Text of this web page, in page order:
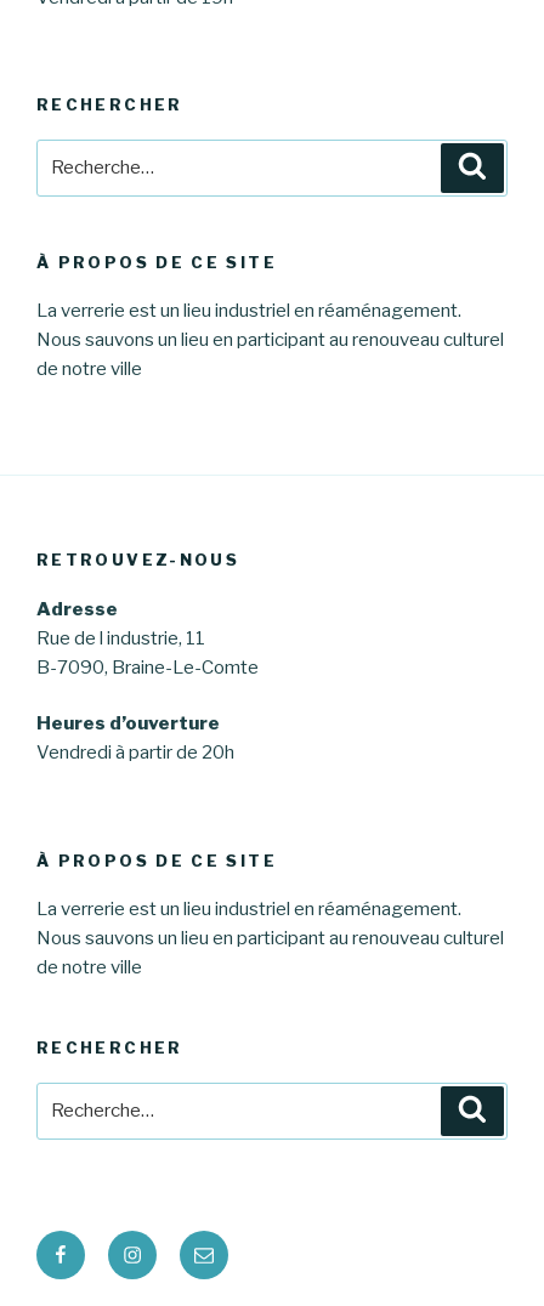
RECHERCHER
À PROPOS DE CE SITE
La verrerie est un lieu industriel en réaménagement.
Nous sauvons un lieu en participant au renouveau culturel
de notre ville
RETROUVEZ-NOUS
Adresse
Rue de l industrie, 11
B-7090, Braine-Le-Comte
Heures d’ouverture
Vendredi à partir de 20h
À PROPOS DE CE SITE
La verrerie est un lieu industriel en réaménagement.
Nous sauvons un lieu en participant au renouveau culturel
de notre ville
RECHERCHER
FacebookInstagram
E-
mail